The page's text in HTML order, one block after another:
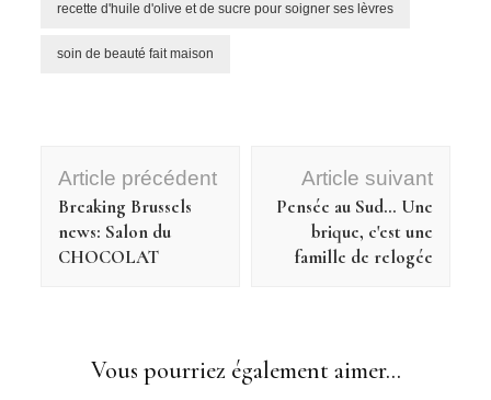
recette d'huile d'olive et de sucre pour soigner ses lèvres
soin de beauté fait maison
Navigation
d'article
Article précédent
Breaking Brussels
news: Salon du
CHOCOLAT
Article suivant
Pensée au Sud… Une
brique, c'est une
famille de relogée
Vous pourriez également aimer...